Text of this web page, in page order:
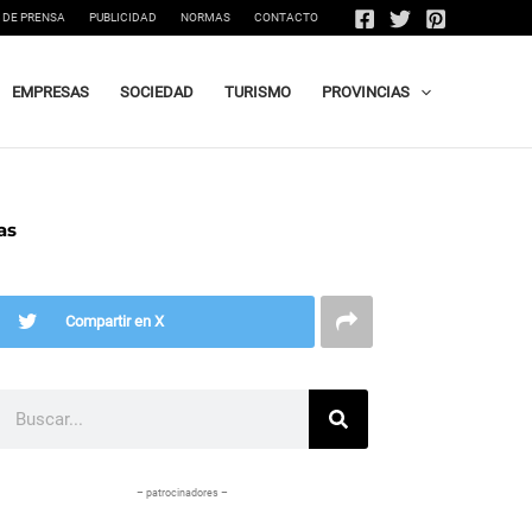
PRENSA PUBLICIDAD NORMAS CONTACTO
EMPRESAS SOCIEDAD TURISMO PROVINCIAS
Compartir en X
– patrocinadores –